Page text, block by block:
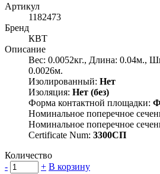
Артикул
1182473
Бренд
КВТ
Описание
Вес: 0.0052кг., Длина: 0.04м.,
0.0026м.
Изолированный: Нет
Изоляция: Нет (без)
Форма контактной площадки:
Номинальное поперечное
Номинальное поперечное
Certificate Num: 3300СП
Количество
-
+ В корзину